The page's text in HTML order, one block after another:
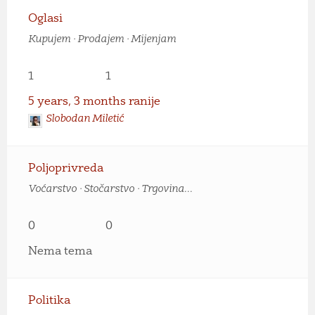
Oglasi
Kupujem · Prodajem · Mijenjam
1 1
5 years, 3 months ranije
Slobodan Miletić
Poljoprivreda
Voćarstvo · Stočarstvo · Trgovina...
0 0
Nema tema
Politika